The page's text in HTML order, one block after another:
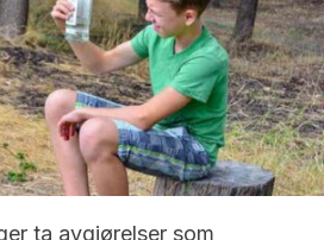
ta avgjørelser som